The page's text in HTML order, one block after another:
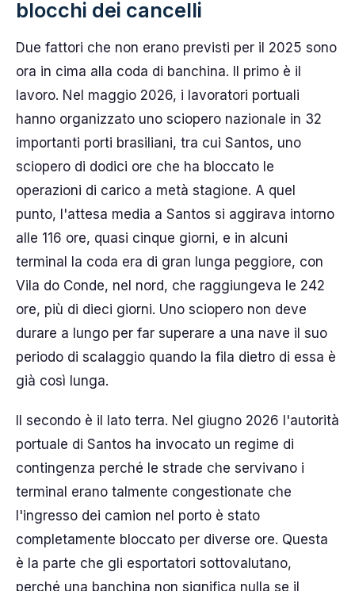
blocchi dei cancelli
Due fattori che non erano previsti per il 2025 sono
ora in cima alla coda di banchina. Il primo è il
lavoro. Nel maggio 2026, i lavoratori portuali
hanno organizzato uno sciopero nazionale in 32
importanti porti brasiliani, tra cui Santos, uno
sciopero di dodici ore che ha bloccato le
operazioni di carico a metà stagione. A quel
punto, l'attesa media a Santos si aggirava intorno
alle 116 ore, quasi cinque giorni, e in alcuni
terminal la coda era di gran lunga peggiore, con
Vila do Conde, nel nord, che raggiungeva le 242
ore, più di dieci giorni. Uno sciopero non deve
durare a lungo per far superare a una nave il suo
periodo di scalaggio quando la fila dietro di essa è
già così lunga.
Il secondo è il lato terra. Nel giugno 2026 l'autorità
portuale di Santos ha invocato un regime di
contingenza perché le strade che servivano i
terminal erano talmente congestionate che
l'ingresso dei camion nel porto è stato
completamente bloccato per diverse ore. Questa
è la parte che gli esportatori sottovalutano,
perché una banchina non significa nulla se il